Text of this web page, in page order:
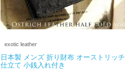
exotic leather
日本製 メンズ 折り財布 オーストリッ
仕立て 小銭入れ付き